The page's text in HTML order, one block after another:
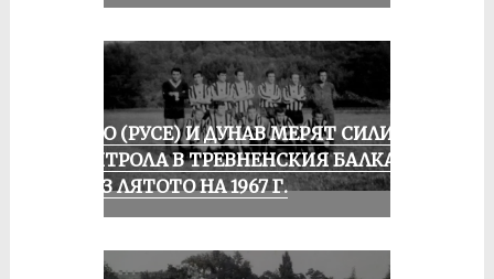
ЛОКО (РУСЕ) И ДУНАВ МЕРЯТ СИЛИ В
КОНТРОЛА В ТРЕВНЕНСКИЯ БАЛКАН
ПРЕЗ ЛЯТОТО НА 1967 Г.